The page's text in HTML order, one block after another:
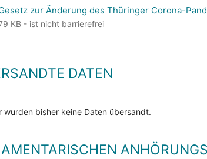
zur Änderung des Thüringer Corona-
KB - ist nicht barrierefrei
DATEN
wurden bisher keine Daten übersandt.